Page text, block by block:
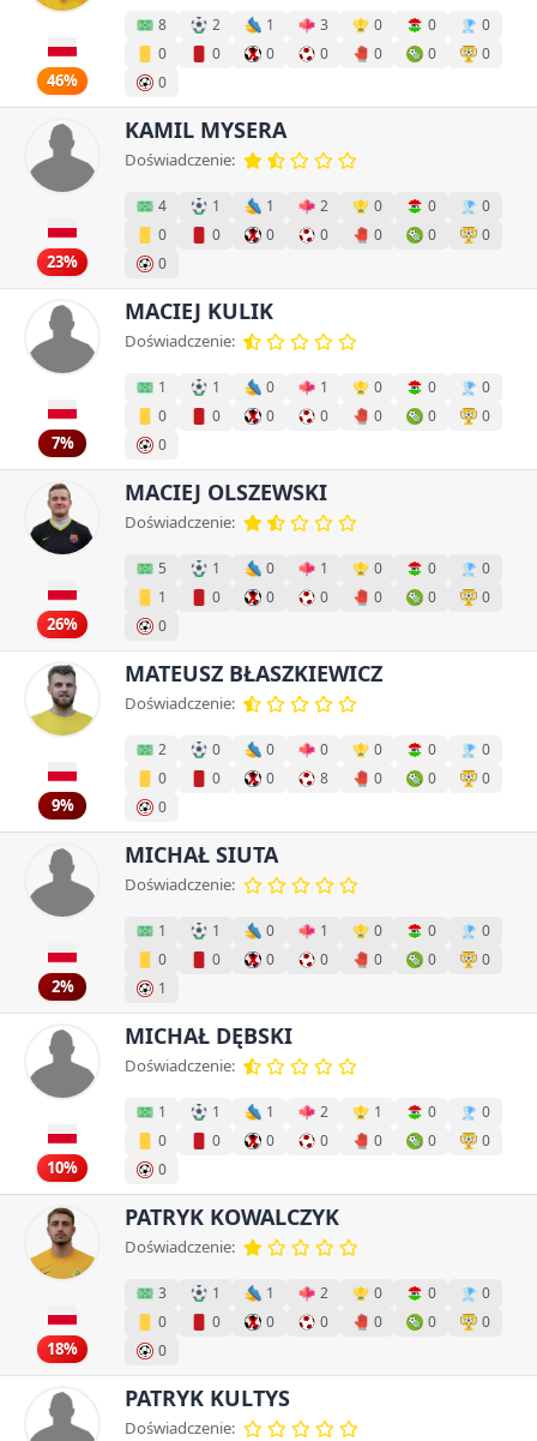
46%
8 2 1 3 0 0
0
0
0 0 0 0 0
0
0
23%
KAMIL MYSERA
Doświadczenie:
4 1 1 2 0 0
0
0
0 0 0 0 0
0
0
7%
MACIEJ KULIK
Doświadczenie:
1 1 0 1 0 0
0
0
0 0 0 0 0
0
0
26%
MACIEJ OLSZEWSKI
Doświadczenie:
5 1 0 1 0 0
0
1
0 0 0 0 0
0
0
9%
MATEUSZ BŁASZKIEWICZ
Doświadczenie:
2 0 0 0 0 0
0
0
0 0 8 0 0
0
0
2%
MICHAŁ SIUTA
Doświadczenie:
1 1 0 1 0 0
0
0
0 0 0 0 0
0
1
10%
MICHAŁ DĘBSKI
Doświadczenie:
1 1 1 2 1 0
0
0
0 0 0 0 0
0
0
18%
PATRYK KOWALCZYK
Doświadczenie:
3 1 1 2 0 0
0
0
0 0 0 0 0
0
0
PATRYK KULTYS
Doświadczenie: